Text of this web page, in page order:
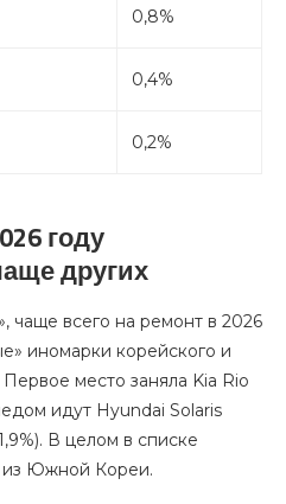
0,8%
0,4%
0,2%
году
других
чаще всего на ремонт в 2026
иномарки корейского и
место заняла Kia Rio
идут Hyundai Solaris
В целом в списке
Южной Кореи.